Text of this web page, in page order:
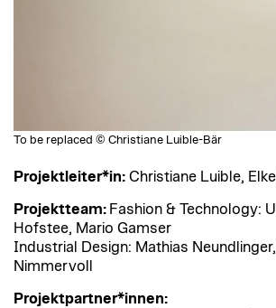
To be replaced © Christiane Luible-Bär
Projektleiter*in: Christiane Luible,
Projektteam: Fashion & Technology:
Hofstee, Mario Gamser
Industrial Design: Mathias
Nimmervoll
Projektpartner*innen: